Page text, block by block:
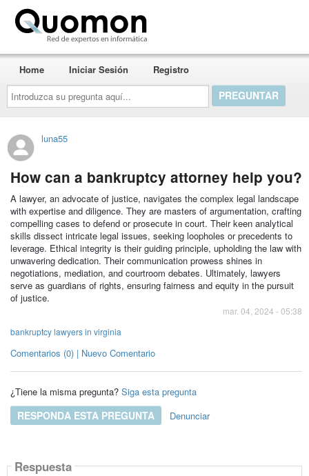
Introduzca
su
pregunta
aquí...
Home Iniciar Sesión Registro
luna55
How can a bankruptcy attorney help you?
A lawyer, an advocate of justice, navigates the complex legal landscape
with expertise and diligence. They are masters of argumentation, crafting
compelling cases to defend or prosecute in court. Their keen analytical
skills dissect intricate legal issues, seeking loopholes or precedents to
leverage. Ethical integrity is their guiding principle, upholding the law with
unwavering dedication. Their communication prowess shines in
negotiations, mediation, and courtroom debates. Ultimately, lawyers
serve as guardians of rights, ensuring fairness and equity in the pursuit
of justice.
mar. 04, 2024 - 05:38
bankruptcy lawyers in virginia
Comentarios (0) | Nuevo Comentario
¿Tiene la misma pregunta? Siga esta pregunta
RESPONDA ESTA PREGUNTA Denunciar
Respuesta